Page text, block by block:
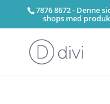
7876 8672 - Denne
shops med